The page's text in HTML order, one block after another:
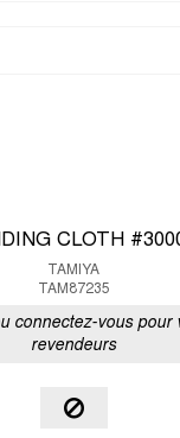
CLOTH
TAMIYA
TAM87235
connectez-vous pour
revendeurs